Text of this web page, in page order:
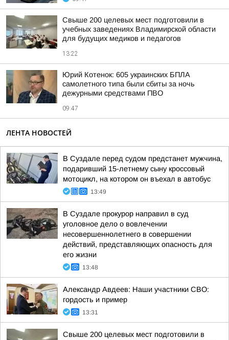
Свыше 200 целевых мест подготовили в
учебных заведениях Владимирской области
для будущих медиков и педагогов
13:22
Юрий Котенок: 605 украинских БПЛА
самолетного типа были сбиты за ночь
дежурными средствами ПВО
09:47
ЛЕНТА НОВОСТЕЙ
В Суздале перед судом предстанет мужчина,
подаривший 15-летнему сыну кроссовый
мотоцикл, на котором он въехал в автобус
13:49
В Суздале прокурор направил в суд
уголовное дело о вовлечении
несовершеннолетнего в совершении
действий, представляющих опасность для
его жизни
13:48
Александр Авдеев: Наши участники СВО:
гордость и пример
13:31
Свыше 200 целевых мест подготовили в